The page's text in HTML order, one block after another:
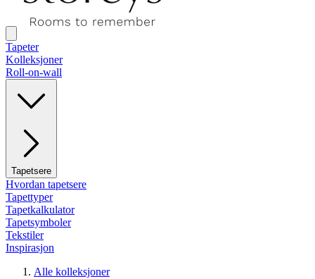
Tapeter
Kolleksjoner
Roll-on-wall
Tapetsere
Hvordan tapetsere
Tapettyper
Tapetkalkulator
Tapetsymboler
Tekstiler
Inspirasjon
Alle kolleksjoner